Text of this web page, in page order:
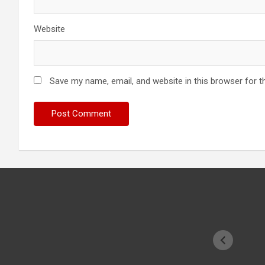
Website
Save my name, email, and website in this browser for
sadhu